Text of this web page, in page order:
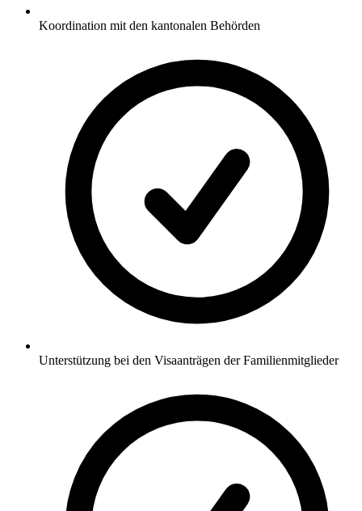
Koordination mit den kantonalen Behörden
Unterstützung bei den Visaanträgen der Familienmitglieder